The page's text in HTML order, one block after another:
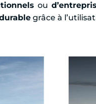
ou
grâce à